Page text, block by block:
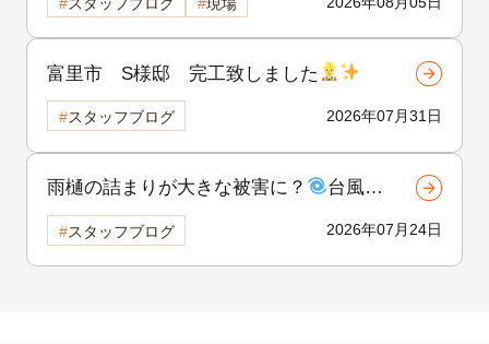
スタッフブログ 現場
富里市 S様邸 完工致しました
2026年07月31日
スタッフブログ
雨樋の詰まりが大きな被害に？
台風前
にできる雨樋の点検と対策！②
2026年07月24日
スタッフブログ